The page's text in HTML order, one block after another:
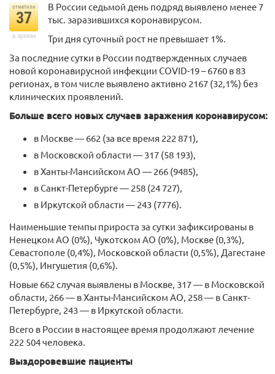
отметили
37
в архиве
В России седьмой день подряд выявлено менее 7
тыс. заразившихся коронавирусом.
Три дня суточный рост не превышает 1%.
За последние сутки в России подтвержденных случаев
новой коронавирусной инфекции COVID-19 – 6760 в 83
регионах, в том числе выявлено активно 2167 (32,1%) без
клинических проявлений.
Больше всего новых случаев заражения коронавирусом:
в Москве — 662 (за все время 222 871),
в Московской области — 317 (58 193),
в Ханты-Мансийском АО — 266 (9485),
в Санкт-Петербурге — 258 (24 727),
в Иркутской области — 243 (7776).
Наименьшие темпы прироста за сутки зафиксированы в
Ненецком АО (0%), Чукотском АО (0%), Москве (0,3%),
Севастополе (0,4%), Московской области (0,5%), Дагестане
(0,5%), Ингушетия (0,6%).
Новые 662 случая выявлены в Москве, 317 — в Московской
области, 266 — в Ханты-Мансийском АО, 258 — в Санкт-
Петербурге, 243 — в Иркутской области.
Всего в России в настоящее время продолжают лечение
222 504 человека.
Выздоровевшие пациенты